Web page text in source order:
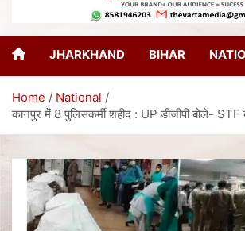
JHARKHAND BIHAR
Home
National
कानपुर में 8 पुलिसकर्मी शहीद : UP डीजीपी बोले-